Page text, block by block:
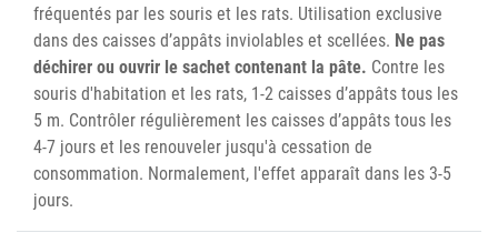
fréquentés par les souris et les rats. Utilisation exclusive
dans des caisses d’appâts inviolables et scellées. Ne pas
déchirer ou ouvrir le sachet contenant la pâte. Contre les
souris d'habitation et les rats, 1-2 caisses d’appâts tous les
5 m. Contrôler régulièrement les caisses d’appâts tous les
4-7 jours et les renouveler jusqu'à cessation de
consommation. Normalement, l'effet apparaît dans les 3-5
jours.